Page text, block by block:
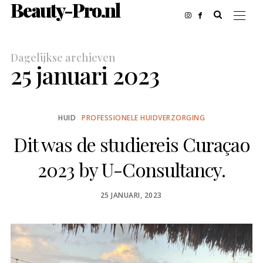
Beauty-Pro.nl
Dagelijkse archieven
25 januari 2023
HUID PROFESSIONELE HUIDVERZORGING
Dit was de studiereis Curaçao
2023 by U-Consultancy.
POSTED
25 JANUARI, 2023